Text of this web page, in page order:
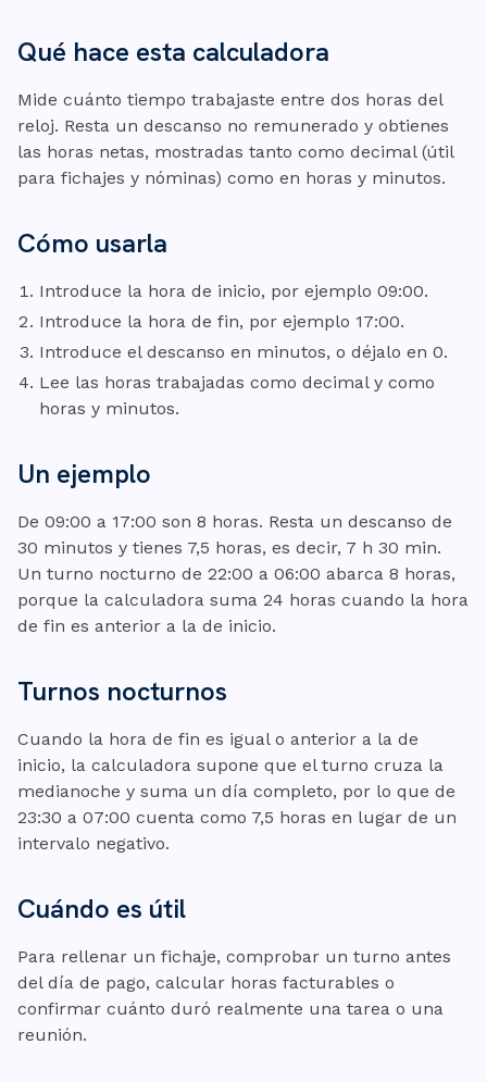
Qué hace esta calculadora
Mide cuánto tiempo trabajaste entre dos horas del
reloj. Resta un descanso no remunerado y obtienes
las horas netas, mostradas tanto como decimal (útil
para fichajes y nóminas) como en horas y minutos.
Cómo usarla
Introduce la hora de inicio, por ejemplo 09:00.
Introduce la hora de fin, por ejemplo 17:00.
Introduce el descanso en minutos, o déjalo en 0.
Lee las horas trabajadas como decimal y como
horas y minutos.
Un ejemplo
De 09:00 a 17:00 son 8 horas. Resta un descanso de
30 minutos y tienes 7,5 horas, es decir, 7 h 30 min.
Un turno nocturno de 22:00 a 06:00 abarca 8 horas,
porque la calculadora suma 24 horas cuando la hora
de fin es anterior a la de inicio.
Turnos nocturnos
Cuando la hora de fin es igual o anterior a la de
inicio, la calculadora supone que el turno cruza la
medianoche y suma un día completo, por lo que de
23:30 a 07:00 cuenta como 7,5 horas en lugar de un
intervalo negativo.
Cuándo es útil
Para rellenar un fichaje, comprobar un turno antes
del día de pago, calcular horas facturables o
confirmar cuánto duró realmente una tarea o una
reunión.